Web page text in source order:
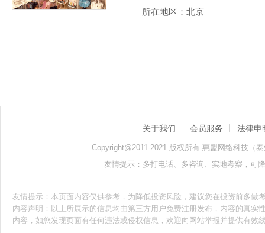
所在地区：北京
关于我们 会员服务 法律申
Copyright@2011-2021 版权所有 惠盟网络科技（
友情提示：多打电话、多咨询、实地考察，可
友情提示：本页面内容仅供参考，为降低投资风险，建议您在投资前多
内容声明：以上所展示的信息均由第三方用户免费注册发布，内容的真
内容，如您发现页面有任何违法或侵权信息，欢迎向网站举报并提供有效